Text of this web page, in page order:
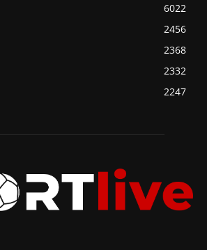
6022
2456
2368
2332
2247